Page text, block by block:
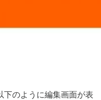
下のように編集画面が表